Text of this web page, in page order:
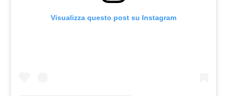
Visualizza questo post su Instagram